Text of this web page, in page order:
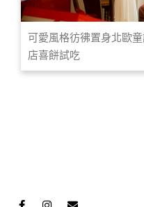
可愛風格彷彿置身北歐
店喜餅試吃